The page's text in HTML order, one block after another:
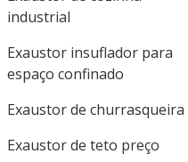
industrial
Exaustor insuflador para
espaço confinado
Exaustor de churrasqueira
Exaustor de teto preço